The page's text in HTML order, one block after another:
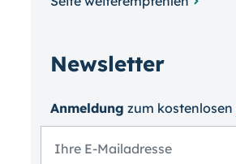
Newsletter
Anmeldung zum kosten­losen